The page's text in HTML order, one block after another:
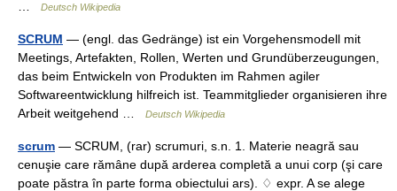
Deutsch Wikipedia
SCRUM — (engl. das Gedränge) ist ein Vorgehensmodell mit
Meetings, Artefakten, Rollen, Werten und Grundüberzeugungen,
das beim Entwickeln von Produkten im Rahmen agiler
Softwareentwicklung hilfreich ist. Teammitglieder organisieren ihre
Arbeit weitgehend …
Deutsch Wikipedia
scrum — SCRUM, (rar) scrumuri, s.n. 1. Materie neagră sau
cenuşie care rămâne după arderea completă a unui corp (şi care
poate păstra în parte forma obiectului ars). ♢ expr. A se alege